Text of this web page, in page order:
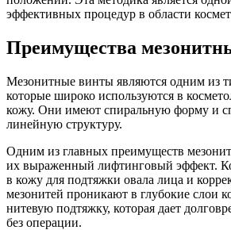
эффективных процедур в области
Преимущества
Мезонитные винты являются одним из
которые широко используются в
кожу. Они имеют спиральную форму и
линейную структуру.
Одним из главных преимуществ
их выраженный лифтинговый эффект.
в кожу для подтяжки овала лица и
мезонитей проникают в глубокие слои
нитевую подтяжку, которая дает
без операции.